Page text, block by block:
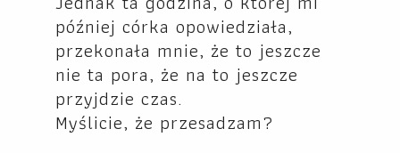
później córka opowiedziała,
przekonała mnie, że to jeszcze
nie ta pora, że na to jeszcze
przyjdzie czas.
Myślicie, że przesadzam?